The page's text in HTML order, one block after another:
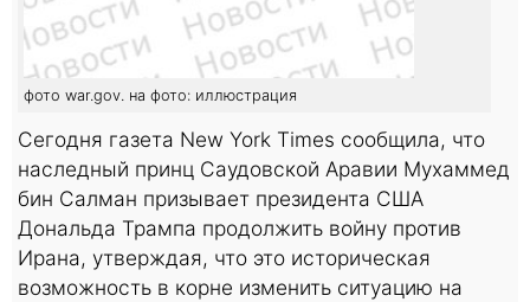
фото war.gov. на фото: иллюстрация
Сегодня газета New York Times сообщила, что
наследный принц Саудовской Аравии Мухаммед
бин Салман призывает президента США
Дональда Трампа продолжить войну против
Ирана, утверждая, что это историческая
возможность в корне изменить ситуацию на